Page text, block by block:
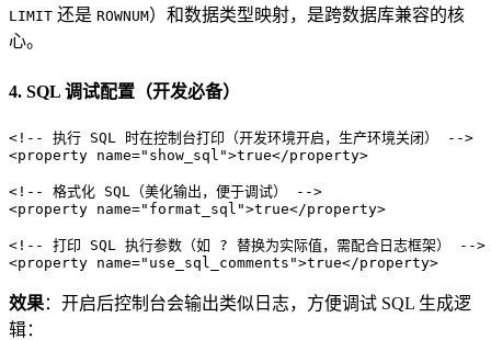
LIMIT 还是 ROWNUM）和数据类型映射，是跨数据库兼容的核
心。
4. SQL 调试配置（开发必备）
<!-- 执行 SQL 时在控制台打印（开发环境开启，生产环境关闭） -->
<property name="show_sql">true</property>
<!-- 格式化 SQL（美化输出，便于调试） -->
<property name="format_sql">true</property>
<!-- 打印 SQL 执行参数（如 ? 替换为实际值，需配合日志框架） -->
<property name="use_sql_comments">true</property>
效果：开启后控制台会输出类似日志，方便调试 SQL 生成逻
辑：